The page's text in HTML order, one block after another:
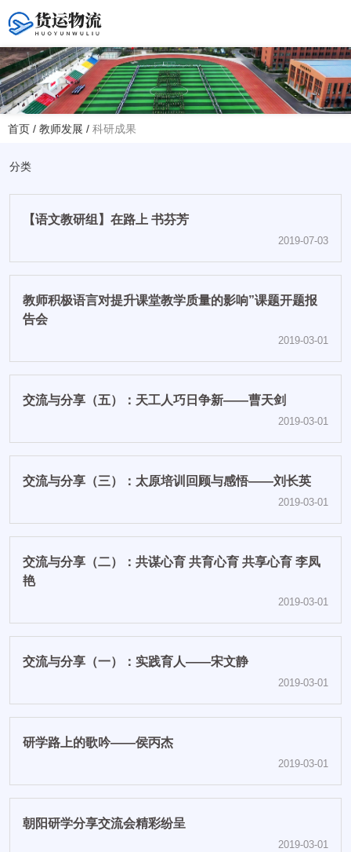
您好！欢迎访问赤峰大学附属中学官方网站！
学校地址
首页 / 教师发展 / 科研成果
分类
【语文教研组】在路上 书芬芳
2019-07-03
教师积极语言对提升课堂教学质量的影响”课题开题报
告会
2019-03-01
交流与分享（五）：天工人巧日争新——曹天剑
2019-03-01
交流与分享（三）：太原培训回顾与感悟——刘长英
2019-03-01
交流与分享（二）：共谋心育 共育心育 共享心育 李凤
艳
2019-03-01
交流与分享（一）：实践育人——宋文静
2019-03-01
研学路上的歌吟——侯丙杰
2019-03-01
朝阳研学分享交流会精彩纷呈
2019-03-01